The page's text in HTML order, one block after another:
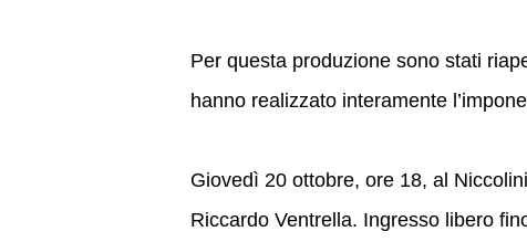
Per questa produzione sono stati
hanno realizzato interamente
Giovedì 20 ottobre, ore 18, al
Riccardo Ventrella. Ingresso libero